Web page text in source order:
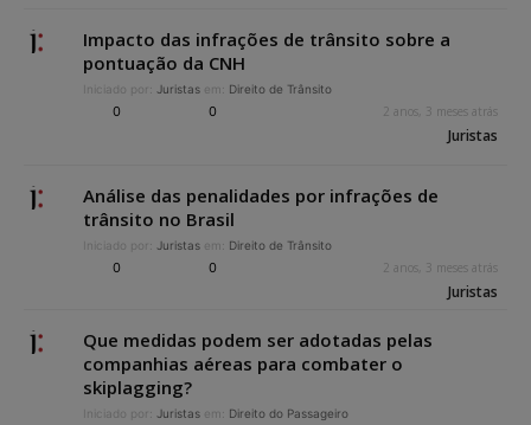
Impacto das infrações de trânsito sobre a
pontuação da CNH
Iniciado por: Juristas em: Direito de Trânsito
0 0 2 anos, 3 meses atrás
Juristas
Análise das penalidades por infrações de
trânsito no Brasil
Iniciado por: Juristas em: Direito de Trânsito
0 0 2 anos, 3 meses atrás
Juristas
Que medidas podem ser adotadas pelas
companhias aéreas para combater o
skiplagging?
Iniciado por: Juristas em: Direito do Passageiro